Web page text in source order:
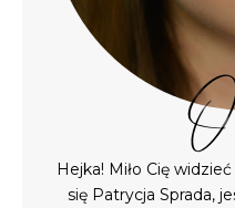
Hejka! Miło Cię
się Patrycja Sprada,